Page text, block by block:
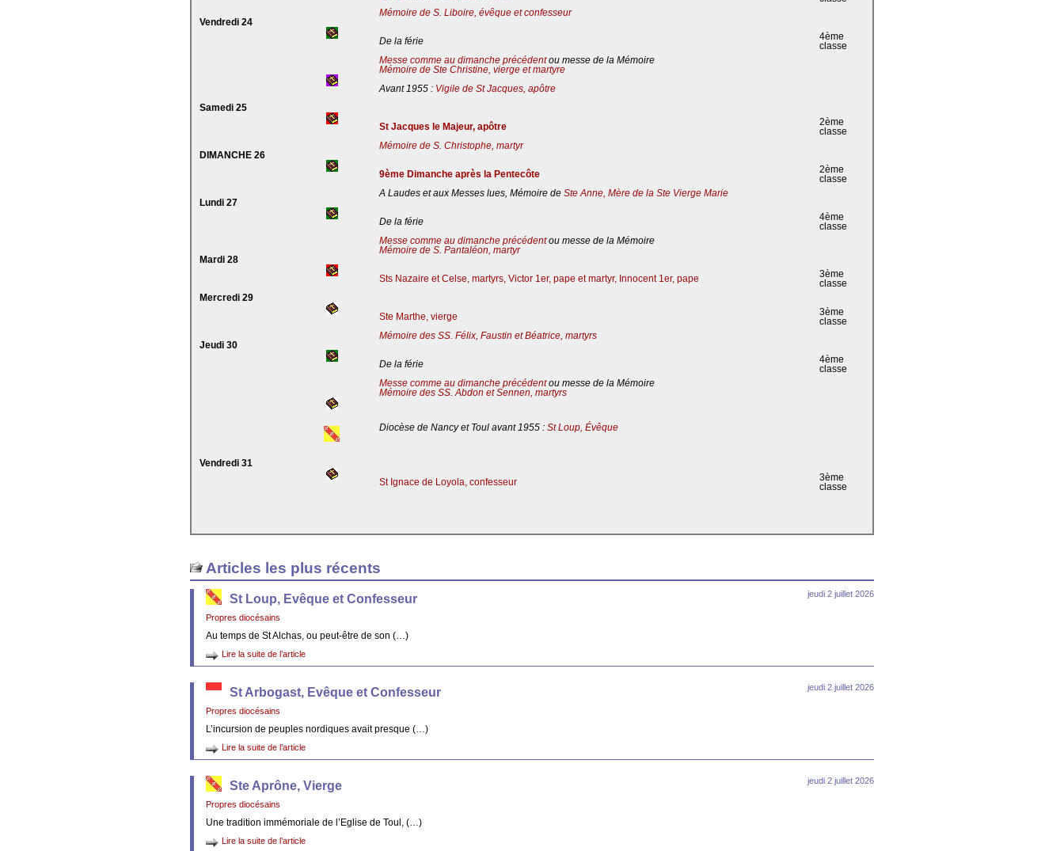
Mémoire de S. Liboire, évêque et confesseur
Vendredi 24
De la férie
4ème
classe
Messe comme au dimanche précédentou messe de la Mémoire
Mémoire de Ste Christine, vierge et martyre
Avant 1955 : Vigile de St Jacques, apôtre
Samedi 25
St Jacques le Majeur, apôtre
2ème
classe
Mémoire de S. Christophe, martyr
DIMANCHE 26
9ème Dimanche après la Pentecôte
2ème
classe
A Laudes et aux Messes lues, Mémoire de Ste Anne, Mère de la Ste Vierge Marie
Lundi 27
De la férie
4ème
classe
Messe comme au dimanche précédentou messe de la Mémoire
Mémoire de S. Pantaléon, martyr
Mardi 28
Sts Nazaire et Celse, martyrs, Victor 1er, pape et martyr, Innocent 1er, pape
3ème
classe
Mercredi 29
Ste Marthe, vierge
3ème
classe
Mémoire des SS. Félix, Faustin et Béatrice, martyrs
Jeudi 30
De la férie
4ème
classe
Messe comme au dimanche précédentou messe de la Mémoire
Mémoire des SS. Abdon et Sennen, martyrs
Diocèse de Nancy et Toul avant 1955 : St Loup, Évêque
Vendredi 31
St Ignace de Loyola, confesseur
3ème
classe
Articles les plus récents
jeudi 2 juillet 2026
St Loup, Evêque et Confesseur
Propres diocésains
Au temps de St Alchas, ou peut-être de son (…)
Lire la suite de l’article
jeudi 2 juillet 2026
St Arbogast, Evêque et Confesseur
Propres diocésains
L’incursion de peuples nordiques avait presque (…)
Lire la suite de l’article
jeudi 2 juillet 2026
Ste Aprône, Vierge
Propres diocésains
Une tradition immémoriale de l’Eglise de Toul, (…)
Lire la suite de l’article